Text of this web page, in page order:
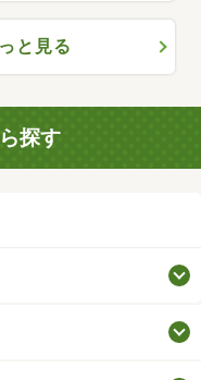
と見る
探す